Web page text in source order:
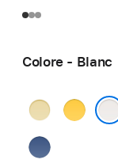
Colore - Blanc
GrègeJaune
Bleu